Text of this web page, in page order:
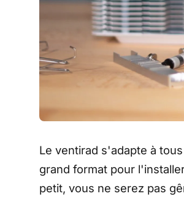
Le ventirad s'adapte à
grand format pour
petit, vous ne serez pas